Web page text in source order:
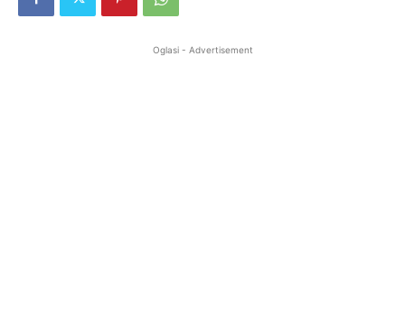
Oglasi - Advertisement